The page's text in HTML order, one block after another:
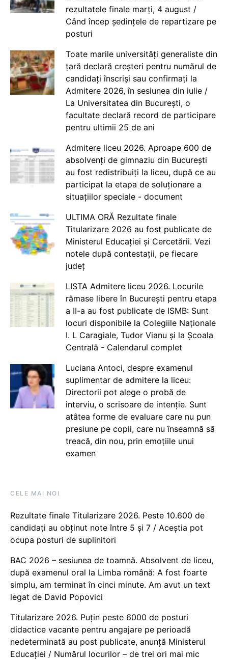
rezultatele finale marți, 4 august /
Când încep ședințele de repartizare pe
posturi
Toate marile universități generaliste din
țară declară creșteri pentru numărul de
candidați înscriși sau confirmați la
Admitere 2026, în sesiunea din iulie /
La Universitatea din București, o
facultate declară record de participare
pentru ultimii 25 de ani
Admitere liceu 2026. Aproape 600 de
absolvenți de gimnaziu din București
au fost redistribuiți la liceu, după ce au
participat la etapa de soluționare a
situațiilor speciale - document
ULTIMA ORĂ Rezultate finale
Titularizare 2026 au fost publicate de
Ministerul Educației și Cercetării. Vezi
notele după contestații, pe fiecare
județ
LISTA Admitere liceu 2026. Locurile
rămase libere în București pentru etapa
a II-a au fost publicate de ISMB: Sunt
locuri disponibile la Colegiile Naționale
I. L Caragiale, Tudor Vianu și la Școala
Centrală - Calendarul complet
Luciana Antoci, despre examenul
suplimentar de admitere la liceu:
Directorii pot alege o probă de
interviu, o scrisoare de intenție. Sunt
atâtea forme de evaluare care nu pun
presiune pe copii, care nu înseamnă să
treacă, din nou, prin emoțiile unui
examen
CELE MAI NOI
Rezultate finale Titularizare 2026. Peste 10.600 de
candidați au obținut note între 5 și 7 / Aceștia pot
ocupa posturi de suplinitori
BAC 2026 – sesiunea de toamnă. Absolvent de liceu,
după examenul oral la Limba română: A fost foarte
simplu, am terminat în cinci minute. Am avut un text
legat de David Popovici
Titularizare 2026. Puțin peste 6000 de posturi
didactice vacante pentru angajare pe perioadă
nedeterminată au post publicate, anunță Ministerul
Educației / Numărul locurilor – de trei ori mai mic